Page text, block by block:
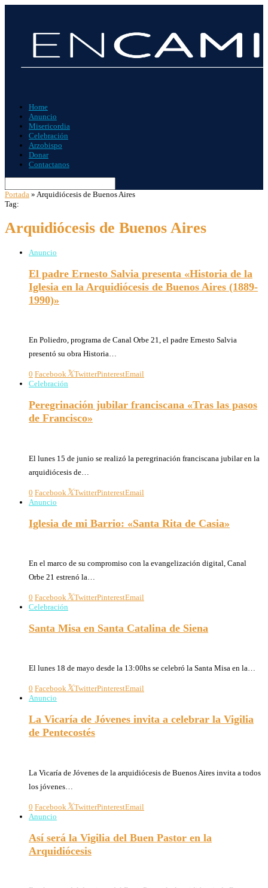
Home
Anuncio
Misericordia
Celebración
Arzobispo
Donar
Contactanos
Portada » Arquidiócesis de Buenos Aires
Tag:
Arquidiócesis de Buenos Aires
Anuncio
El padre Ernesto Salvia presenta «Historia de la
Iglesia en la Arquidiócesis de Buenos Aires (1889-
1990)»
En Poliedro, programa de Canal Orbe 21, el padre Ernesto Salvia
presentó su obra Historia…
0 Facebook TwitterPinterestEmail
Celebración
Peregrinación jubilar franciscana «Tras las pasos
de Francisco»
El lunes 15 de junio se realizó la peregrinación franciscana jubilar en la
arquidiócesis de…
0 Facebook TwitterPinterestEmail
Anuncio
Iglesia de mi Barrio: «Santa Rita de Casia»
En el marco de su compromiso con la evangelización digital, Canal
Orbe 21 estrenó la…
0 Facebook TwitterPinterestEmail
Celebración
Santa Misa en Santa Catalina de Siena
El lunes 18 de mayo desde la 13:00hs se celebró la Santa Misa en la…
0 Facebook TwitterPinterestEmail
Anuncio
La Vicaría de Jóvenes invita a celebrar la Vigilia
de Pentecostés
La Vicaría de Jóvenes de la arquidiócesis de Buenos Aires invita a todos
los jóvenes…
0 Facebook TwitterPinterestEmail
Anuncio
Así será la Vigilia del Buen Pastor en la
Arquidiócesis